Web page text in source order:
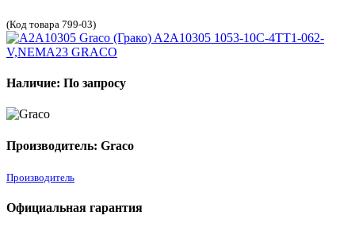
(Код товара 799-03)
Наличие: По запросу
Производитель: Graco
Производитель
Официальная гарантия